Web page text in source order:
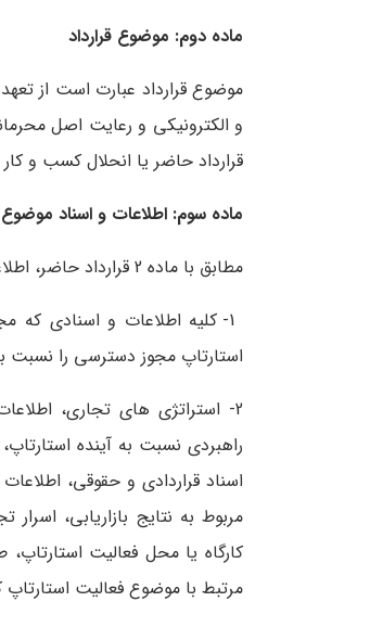
ماده دوم: موضوع قرارداد
موضوع قرارداد عبارت است از
و الکترونیکی و رعایت اصل
قرارداد حاضر یا انحلال کسب و
ماده سوم: اطلاعات و اسناد
مطابق با ماده 2 قرارداد حاضر، اطلاعات، انواع اسناد و فایل های الکترونیکی موضوع حغظ و حراست از آنها شامل؛
1- کلیه اطلاعات و اسنادی
استارتاپ مجوز دسترسی را نسبت
2- استراتژی های تجاری،
راهبردی نسبت به آینده استارتاپ،
اسناد قراردادی و حقوقی،
مربوط به نتایج بازاریابی،
کارگاه یا محل فعالیت
مرتبط با موضوع فعالیت استارتاپ